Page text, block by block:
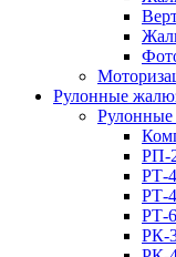
Рулонные
РП-
РТ-
РТ-
РТ-
РК-